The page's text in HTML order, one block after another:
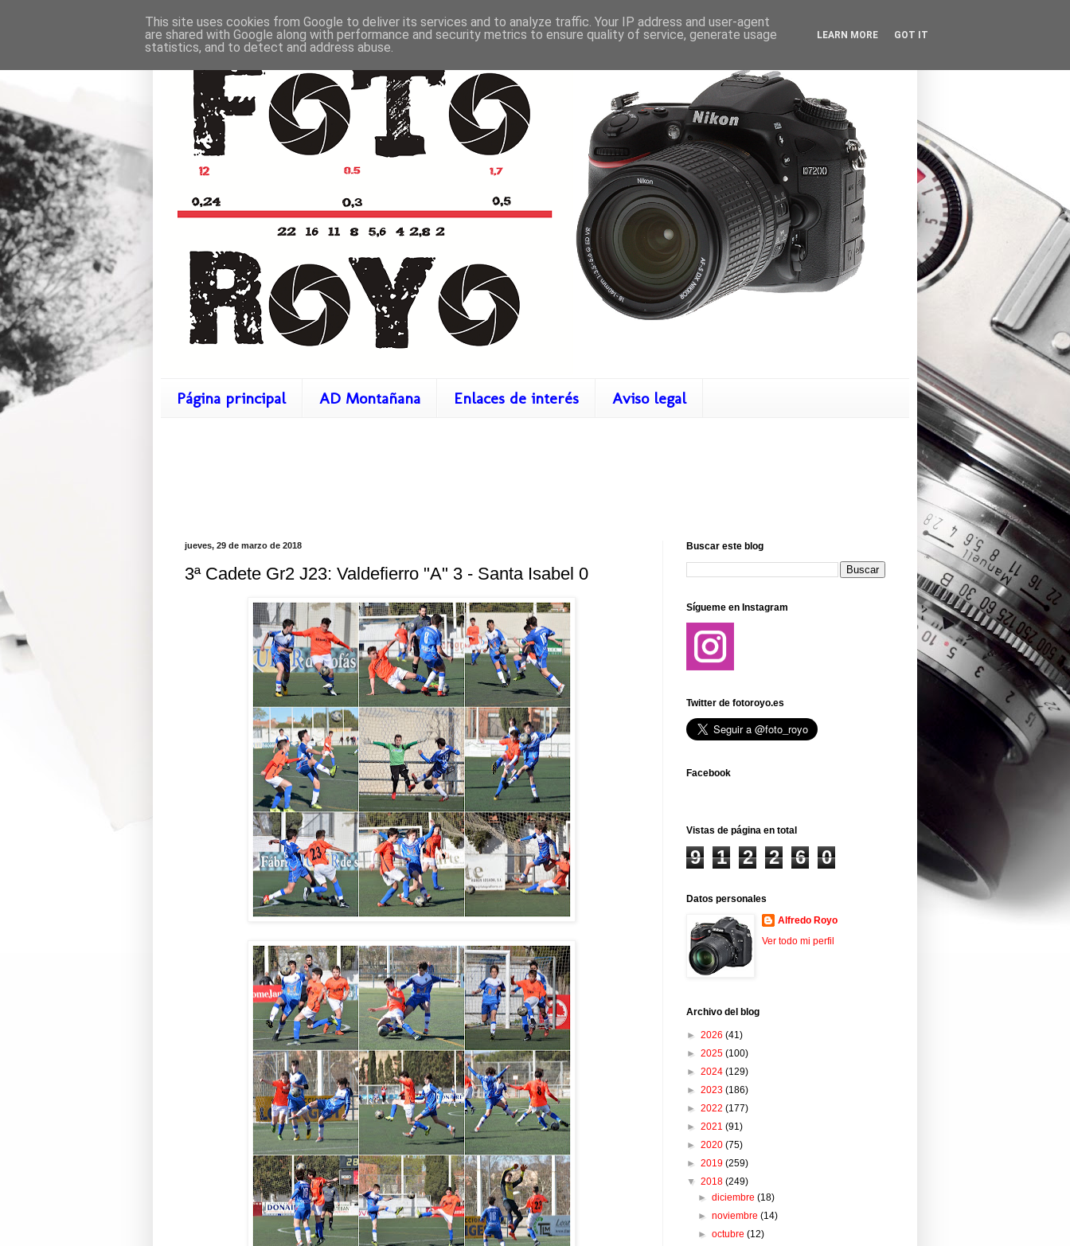
Página principal AD Montañana Enlaces de interés Aviso legal
jueves, 29 de marzo de 2018
3ª Cadete Gr2 J23: Valdefierro "A" 3 - Santa Isabel 0
Buscar este blog
Sígueme en Instagram
Twitter de fotoroyo.es
Facebook
Vistas de página en total
9 1 2 2 6 0
Datos personales
Alfredo Royo
Ver todo mi perfil
Archivo del blog
► 2026 (41)
► 2025 (100)
► 2024 (129)
► 2023 (186)
► 2022 (177)
► 2021 (91)
► 2020 (75)
► 2019 (259)
▼ 2018 (249)
►diciembre(18)
►noviembre(14)
►octubre(12)
This site uses cookies from Google to deliver its services and to analyze traffic. Your IP address and user-agent
are shared with Google along with performance and security metrics to ensure quality of service, generate usage
statistics, and to detect and address abuse.
LEARN MORE GOT IT